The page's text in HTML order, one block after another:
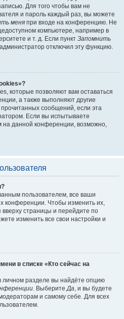
Для того чтобы вам не
и пароль каждый раз, вы можете
меня при входе на конференцию. Не
компьютере, например в
и т. д. Если пункт Запомнить
администратор отключил эту функцию.
которые позволяют вам оставаться
а также выполняют другие
сообщений, если эта
Если вы испытываете
на данной конференции, возможно,
пользователем, все ваши
конференции. Чтобы изменить их,
страницы и перейдите по
изменить все свои настройки и
в списке «Кто сейчас на
личном разделе вы найдёте опцию
. ВыберитеДа, и вы будете
и самому себе. Для всех